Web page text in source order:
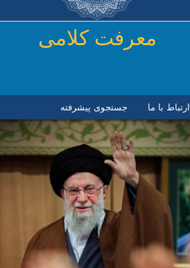
رفتن به محتوای اصلی
معرفت کلامی
ارتباط با ما جستجوی پیشرفته